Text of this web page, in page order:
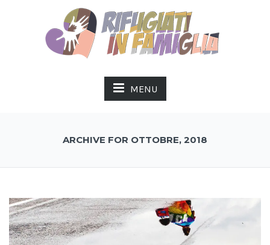
MENU
ARCHIVE FOR OTTOBRE, 2018